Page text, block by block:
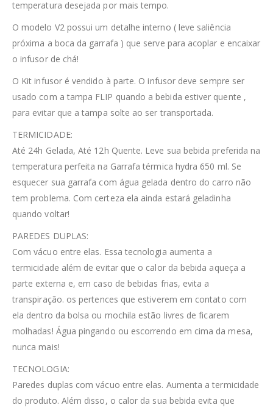
temperatura desejada por mais tempo.
O modelo V2 possui um detalhe interno ( leve saliência
próxima a boca da garrafa ) que serve para acoplar e encaixar
o infusor de chá!
O Kit infusor é vendido à parte. O infusor deve sempre ser
usado com a tampa FLIP quando a bebida estiver quente ,
para evitar que a tampa solte ao ser transportada.
TERMICIDADE:
Até 24h Gelada, Até 12h Quente. Leve sua bebida preferida na
temperatura perfeita na Garrafa térmica hydra 650 ml. Se
esquecer sua garrafa com água gelada dentro do carro não
tem problema. Com certeza ela ainda estará geladinha
quando voltar!
PAREDES DUPLAS:
Com vácuo entre elas. Essa tecnologia aumenta a
termicidade além de evitar que o calor da bebida aqueça a
parte externa e, em caso de bebidas frias, evita a
transpiração. os pertences que estiverem em contato com
ela dentro da bolsa ou mochila estão livres de ficarem
molhadas! Água pingando ou escorrendo em cima da mesa,
nunca mais!
TECNOLOGIA:
Paredes duplas com vácuo entre elas. Aumenta a termicidade
do produto. Além disso, o calor da sua bebida evita que